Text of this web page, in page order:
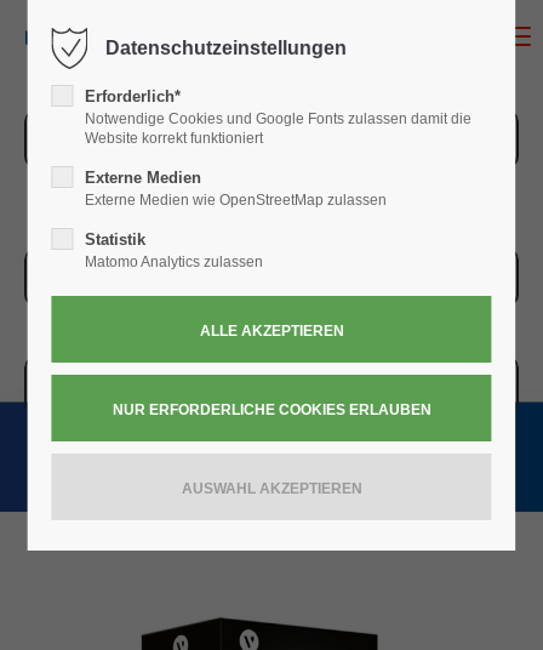
ZUR ÜBERSICHT
Datenschutzeinstellungen
Erforderlich*
Notwendige Cookies und Google Fonts zulassen damit die
Website korrekt funktioniert
Externe Medien
Externe Medien wie OpenStreetMap zulassen
Statistik
Matomo Analytics zulassen